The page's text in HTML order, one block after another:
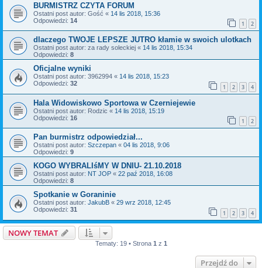
BURMISTRZ CZYTA FORUM
Ostatni post autor: Gość « 14 lis 2018, 15:36
Odpowiedzi: 14 1 2
dlaczego TWOJE LEPSZE JUTRO kłamie w swoich ulotkach
Ostatni post autor: za rady soleckiej « 14 lis 2018, 15:34
Odpowiedzi: 8
Oficjalne wyniki
Ostatni post autor: 3962994 « 14 lis 2018, 15:23
Odpowiedzi: 32 1 2 3 4
Hala Widowiskowo Sportowa w Czerniejewie
Ostatni post autor: Rodzic « 14 lis 2018, 15:19
Odpowiedzi: 16 1 2
Pan burmistrz odpowiedział...
Ostatni post autor: Szczepan « 04 lis 2018, 9:06
Odpowiedzi: 9
KOGO WYBRALIśMY W DNIU- 21.10.2018
Ostatni post autor: NT JOP « 22 paź 2018, 16:08
Odpowiedzi: 8
Spotkanie w Goraninie
Ostatni post autor: JakubB « 29 wrz 2018, 12:45
Odpowiedzi: 31 1 2 3 4
NOWY TEMAT
Tematy: 19 • Strona 1 z 1
Przejdź do